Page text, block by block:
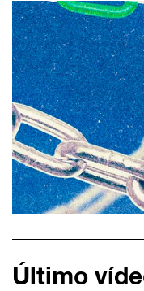
Último